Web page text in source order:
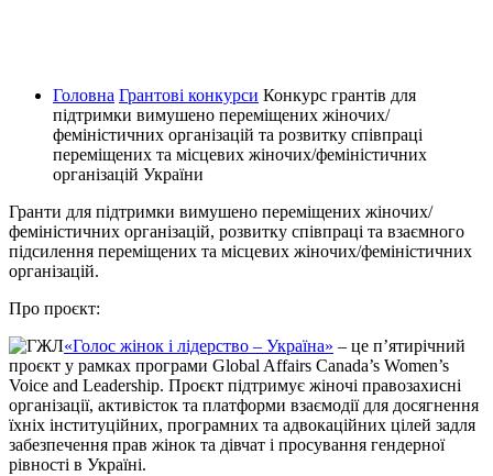
Головна Грантові конкурси Конкурс грантів для
підтримки вимушено переміщених жіночих/
феміністичних організацій та розвитку співпраці
переміщених та місцевих жіночих/феміністичних
організацій України
Гранти для підтримки вимушено переміщених жіночих/
феміністичних організацій, розвитку співпраці та взаємного
підсилення переміщених та місцевих жіночих/феміністичних
організацій.
Про проєкт:
«Голос жінок і лідерство – Україна» – це п’ятирічний
проєкт у рамках програми Global Affairs Canada’s Women’s
Voice and Leadership. Проєкт підтримує жіночі правозахисні
організації, активісток та платформи взаємодії для досягнення
їхніх інституційних, програмних та адвокаційних цілей задля
забезпечення прав жінок та дівчат і просування гендерної
рівності в Україні.